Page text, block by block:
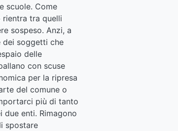
scuole. Come
rientra tra quelli
sospeso. Anzi, a
dei soggetti che
delle
con scuse
per la ripresa
del comune o
più di tanto
enti. Rimagono
spostare